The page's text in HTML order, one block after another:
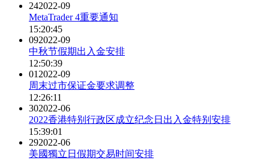
242022-09
MetaTrader 4重要通知
15:20:45
092022-09
中秋节假期出入金安排
12:50:39
01 2022-09
周末过市保证金要求调整
12:26:11
302022-06
2022香港特别行政区成立纪念日出入金特别安排
15:39:01
292022-06
美國獨立日假期交易时间安排